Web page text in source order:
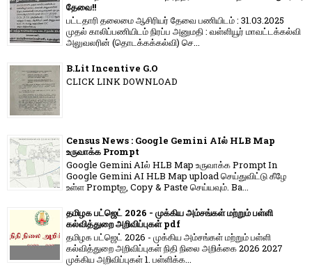
தேவை!!
பட்டதாரி தலைமை ஆசிரியர் தேவை பணியிடம் : 31.03.2025
முதல் காலிப்பணியிடம் நிரப்ப அனுமதி : வள்ளியூர் மாவட்டக்கல்வி
அலுவலரின் (தொடக்கக்கல்வி) செ...
B.Lit Incentive G.O
CLICK LINK DOWNLOAD
Census News : Google Gemini AIல் HLB Map
உருவாக்க Prompt
Google Gemini AIல் HLB Map உருவாக்க Prompt In
Google Gemini AI HLB Map upload செய்துவிட்டு கீழே
உள்ள Promptஐ, Copy & Paste செய்யவும். Ba...
தமிழக பட்ஜெட் 2026 - முக்கிய அம்சங்கள் மற்றும் பள்ளி
கல்வித்துறை அறிவிப்புகள் pdf
தமிழக பட்ஜெட் 2026 - முக்கிய அம்சங்கள் மற்றும் பள்ளி
கல்வித்துறை அறிவிப்புகள் நிதி நிலை அறிக்கை 2026 2027
முக்கிய அறிவிப்புகள் 1. பள்ளிக்க...